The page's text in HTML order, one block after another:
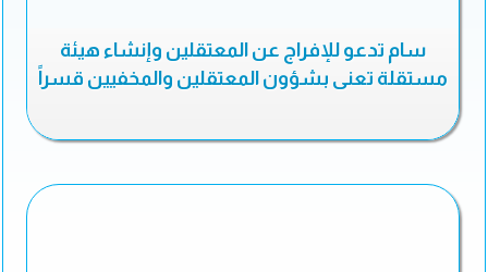
سام تدعو للإفراج عن المعتقلين وإنشاء هيئة
مستقلة تعنى بشؤون المعتقلين والمخفيين قسراً